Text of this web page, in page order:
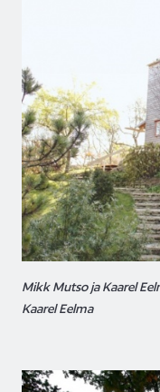
Mikk Mutso ja Kaarel
Kaarel Eelma